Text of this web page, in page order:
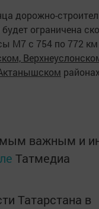
дорожно-
ограничена
М7 с 754 по 772
важным и
Татмедиа
Татарстана в